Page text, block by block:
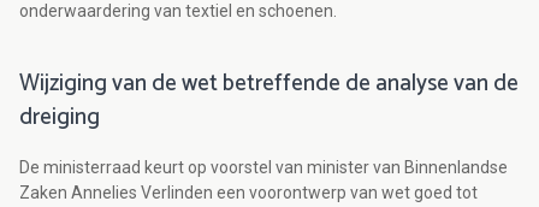
onderwaardering van textiel en schoenen.
Wijziging van de wet betreffende de analyse van de
dreiging
De ministerraad keurt op voorstel van minister van Binnenlandse
Zaken Annelies Verlinden een voorontwerp van wet goed tot